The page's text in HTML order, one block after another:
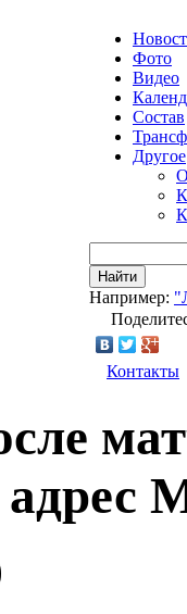
Фото
Видео
Состав
Другое
Найти
Например:
Контакты